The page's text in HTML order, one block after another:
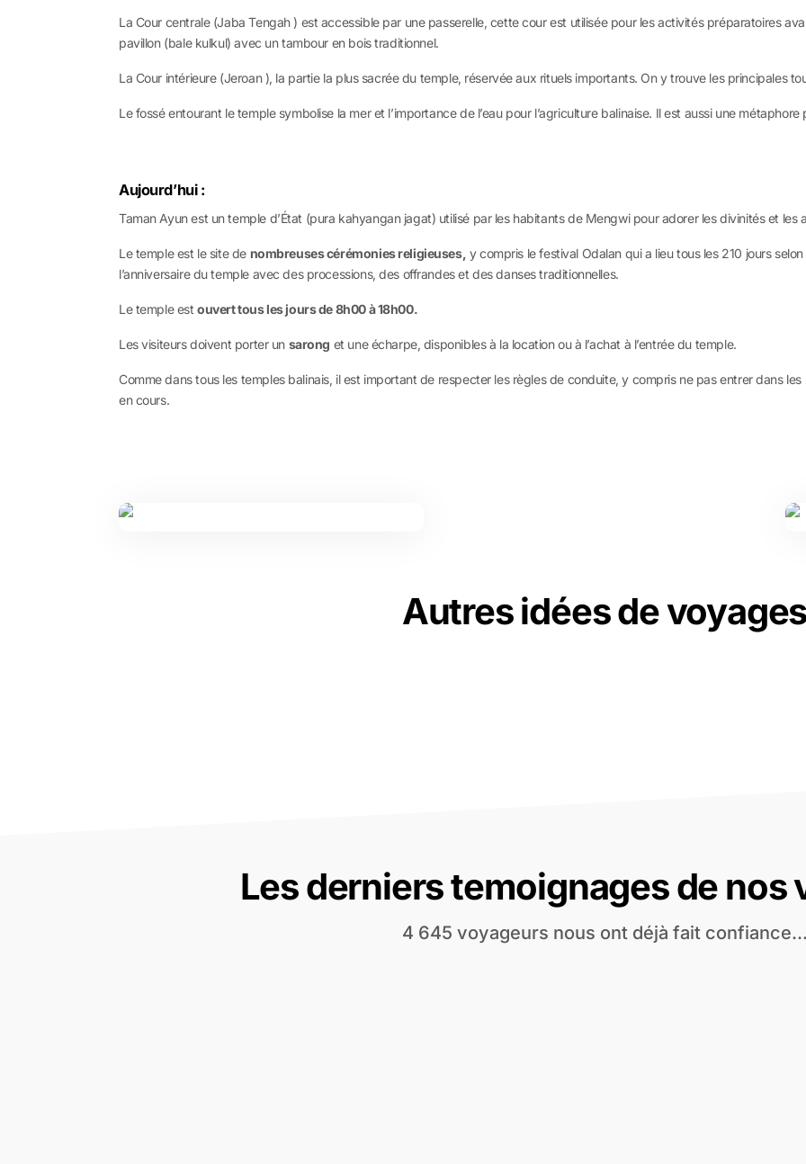
La Cour centrale (Jaba Tengah ) est accessible par une passerelle, cette cour est utilisée pour les activités préparatoires
pavillon (bale kulkul) avec un tambour en bois traditionnel.
La Cour intérieure (Jeroan ), la partie la plus sacrée du temple, réservée aux rituels importants. On y trouve les principales
Le fossé entourant le temple symbolise la mer et l’importance de l’eau pour l’agriculture balinaise. Il est aussi une
Aujourd’hui :
Taman Ayun est un temple d’État (pura kahyangan jagat) utilisé par les habitants de Mengwi pour adorer les divinités et les
Le temple est le site de nombreuses cérémonies religieuses, y compris le festival Odalan qui a lieu tous les 210 jours
l’anniversaire du temple avec des processions, des offrandes et des danses traditionnelles.
Le temple estouvert tous les jours de 8h00 à 18h00.
Les visiteurs doivent porter un sarong et une écharpe, disponibles à la location ou à l’achat à l’entrée du temple.
Comme dans tous les temples balinais, il est important de respecter les règles de conduite, y compris ne pas entrer dans
en cours.
Autres idées de voyages
Les derniers temoignages de nos
4 645 voyageurs nous ont déjà fait confiance...